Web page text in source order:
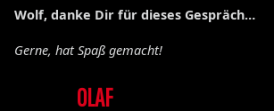
Wolf, danke Dir für dieses Gespräch…
Gerne, hat Spaß gemacht!
OLAF